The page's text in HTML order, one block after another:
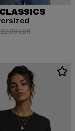
Preis: 15,99 EUR
22,99 EURAktionspreis: